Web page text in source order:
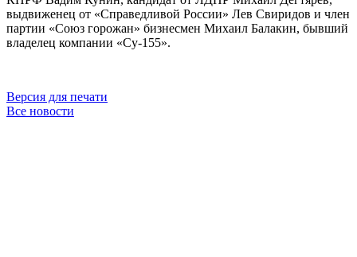
выдвиженец от «Справедливой России» Лев Свиридов и член
партии «Союз горожан» бизнесмен Михаил Балакин, бывший
владелец компании «Су-155».
Версия для печати
Все новости